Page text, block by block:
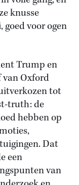
knusse
voor ogen
Trump en
Oxford
tot
truth: de
hebben op
Dat
een
van